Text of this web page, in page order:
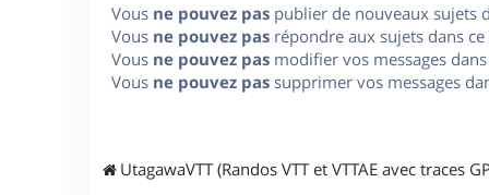
Vous ne pouvez pas publier de nouveaux sujets
Vous ne pouvez pas répondre aux sujets dans
Vous ne pouvez pas modifier vos messages
Vous ne pouvez pas supprimer vos messages
UtagawaVTT (Randos VTT et VTTAE avec traces